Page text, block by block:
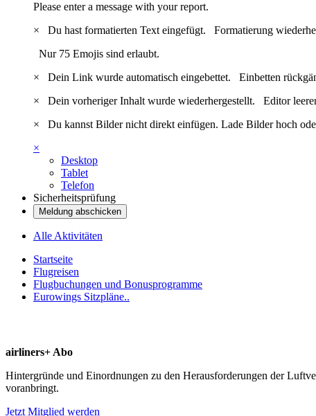
Please enter a message with your report.
×
Du hast formatierten Text eingefügt. Formatierung
Nur 75 Emojis sind erlaubt.
×
Dein Link wurde automatisch eingebettet. Einbetten
×
Dein vorheriger Inhalt wurde wiederhergestellt. Editor
×
Du kannst Bilder nicht direkt einfügen. Lade Bilder hoch
×
Desktop
Tablet
Telefon
Sicherheitsprüfung
Meldung abschicken
Alle Aktivitäten
Startseite
Flugreisen
Flugbuchungen und Bonusprogramme
Eurowings Sitzpläne..
airliners+ Abo
Hintergründe und Einordnungen zu den Herausforderungen der
voranbringt.
Jetzt Mitglied werden